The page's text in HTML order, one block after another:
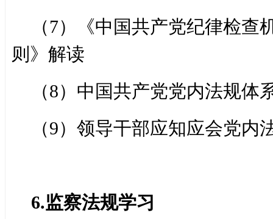
（7）《中国共产党纪律检查
则》解读
（8）中国共产党党内法规体
（9）领导干部应知应会党内
6.监察法规学习